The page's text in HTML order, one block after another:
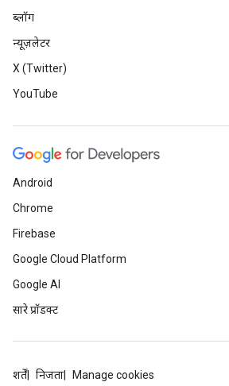
ब्लॉग
न्यूज़लेटर
X (Twitter)
YouTube
Android
Chrome
Firebase
Google Cloud Platform
Google AI
सारे प्रॉडक्ट
शर्तें निजता Manage cookies